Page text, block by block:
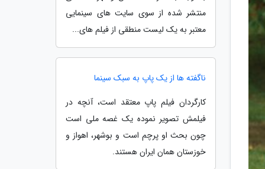
منتشر شده از سوی سایت های سینمایی
معتبر به یک لیست منطقی از فیلم های...
ناگفته ها از یک پاپ به سبک سینما
کارگردان فیلم پاپ معتقد است، آنچه در
فیلمش تصویر نموده یک غصه ملی است
چون بحث او پرچم است و بوشهر، اهواز و
خوزستان همان ایران هستند.